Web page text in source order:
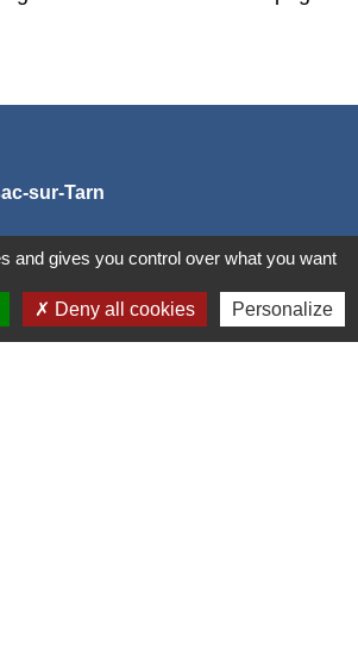
sur-Tarn
Tarn - FRANCE
sur-tarn.fr
and gives you control over what you want
Deny all cookies Personalize